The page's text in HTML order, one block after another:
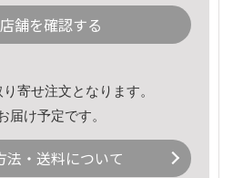
舗を確認する
寄せ注文となります。
届け予定です。
法・送料について